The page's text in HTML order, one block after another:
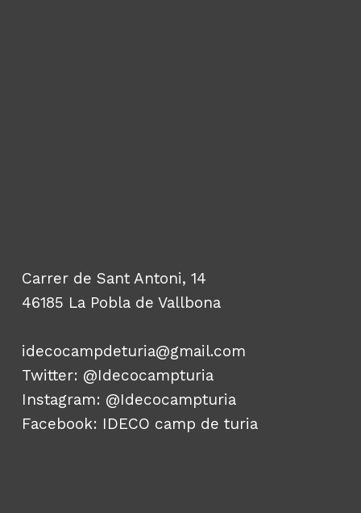
Carrer de Sant Antoni, 14
46185 La Pobla de Vallbona
idecocampdeturia@gmail.com
Twitter: @Idecocampturia
Instagram: @Idecocampturia
Facebook: IDECO camp de turia